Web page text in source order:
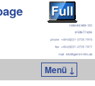
Menü ↓